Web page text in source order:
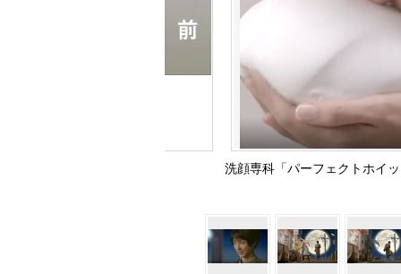
洗顔専科「パーフェクトホイ